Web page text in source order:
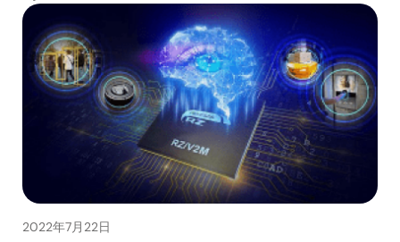
2022年7月22日